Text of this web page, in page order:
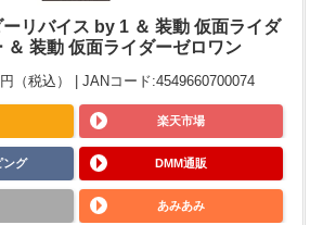
リバイス by 1 ＆ 装動 仮面ライダ
＆ 装動 仮面ライダーゼロワン
（税込） | JANコード:4549660700074
楽天市場
ング DMM通販
あみあみ